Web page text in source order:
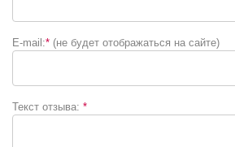
E-mail:* (не будет отображаться на сайте)
Текст отзыва: *